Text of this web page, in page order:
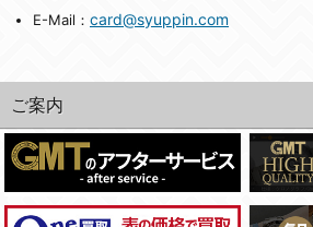
E-Mail： card@syuppin.com
ご案内